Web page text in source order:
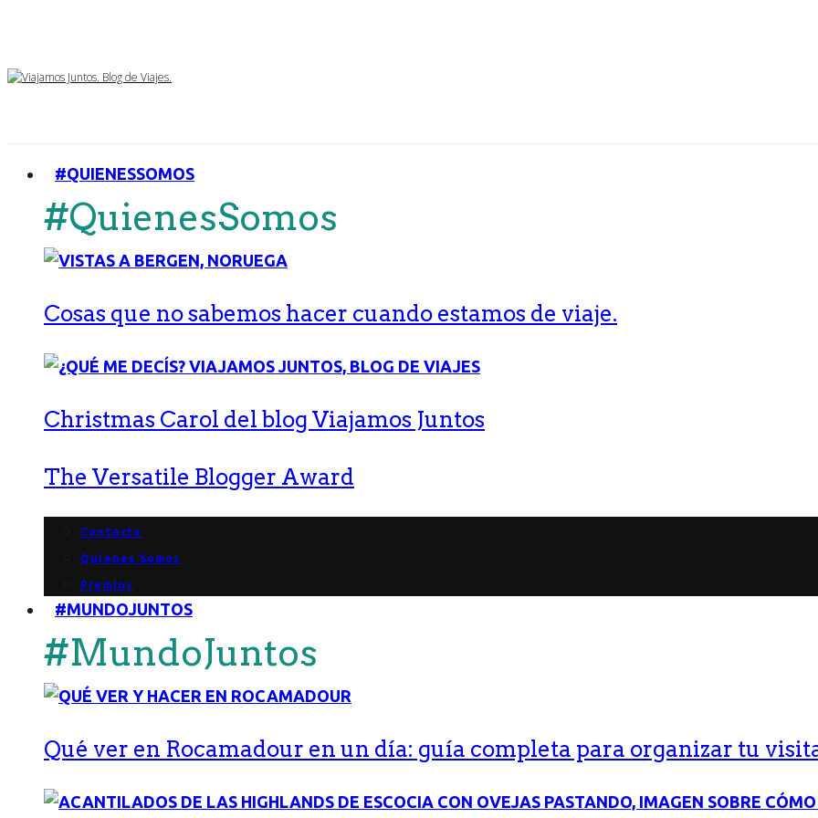
#QUIENESSOMOS
#QuienesSomos
Cosas que no sabemos hacer cuando estamos de viaje.
Christmas Carol del blog Viajamos Juntos
The Versatile Blogger Award
Contacto
Quienes Somos
Premios
#MUNDOJUNTOS
#MundoJuntos
Qué ver en Rocamadour en un día: guía completa para organizar tu